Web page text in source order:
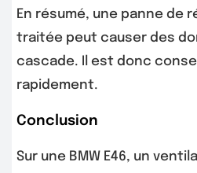
En résumé, une panne de
traitée peut causer des
cascade. Il est donc
rapidement.
Conclusion
Sur une BMW E46, un